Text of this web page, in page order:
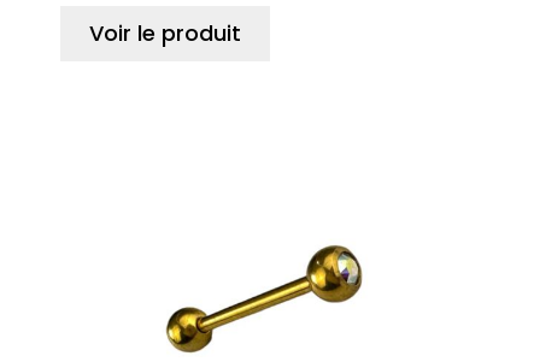
Voir le produit